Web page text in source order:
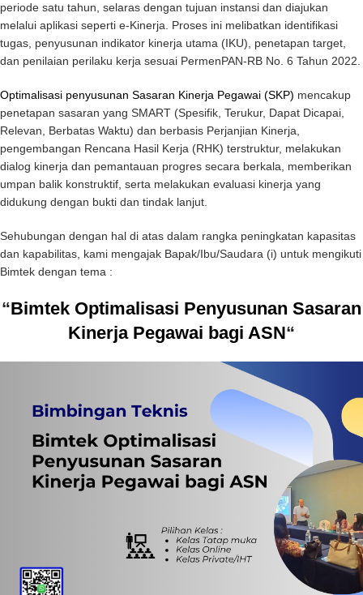
periode satu tahun, selaras dengan tujuan instansi dan diajukan
melalui aplikasi seperti e-Kinerja. Proses ini melibatkan identifikasi
tugas, penyusunan indikator kinerja utama (IKU), penetapan target,
dan penilaian perilaku kerja sesuai PermenPAN-RB No. 6 Tahun 2022.
Optimalisasi penyusunan Sasaran Kinerja Pegawai (SKP) mencakup
penetapan sasaran yang SMART (Spesifik, Terukur, Dapat Dicapai,
Relevan, Berbatas Waktu) dan berbasis Perjanjian Kinerja,
pengembangan Rencana Hasil Kerja (RHK) terstruktur, melakukan
dialog kinerja dan pemantauan progres secara berkala, memberikan
umpan balik konstruktif, serta melakukan evaluasi kinerja yang
didukung dengan bukti dan tindak lanjut.
Sehubungan dengan hal di atas dalam rangka peningkatan kapasitas
dan kapabilitas, kami mengajak Bapak/Ibu/Saudara (i) untuk mengikuti
Bimtek dengan tema :
“Bimtek Optimalisasi Penyusunan Sasaran
Kinerja Pegawai bagi ASN“